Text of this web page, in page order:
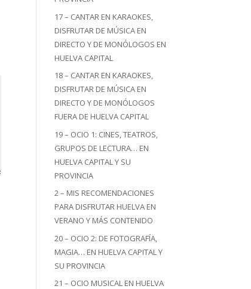
17 – CANTAR EN KARAOKES,
DISFRUTAR DE MÚSICA EN
DIRECTO Y DE MONÓLOGOS EN
HUELVA CAPITAL
18 – CANTAR EN KARAOKES,
DISFRUTAR DE MÚSICA EN
DIRECTO Y DE MONÓLOGOS
FUERA DE HUELVA CAPITAL
19 – OCIO 1: CINES, TEATROS,
GRUPOS DE LECTURA… EN
HUELVA CAPITAL Y SU
PROVINCIA
2 – MIS RECOMENDACIONES
PARA DISFRUTAR HUELVA EN
VERANO Y MÁS CONTENIDO
20 – OCIO 2: DE FOTOGRAFÍA,
MAGIA… EN HUELVA CAPITAL Y
SU PROVINCIA
21 – OCIO MUSICAL EN HUELVA